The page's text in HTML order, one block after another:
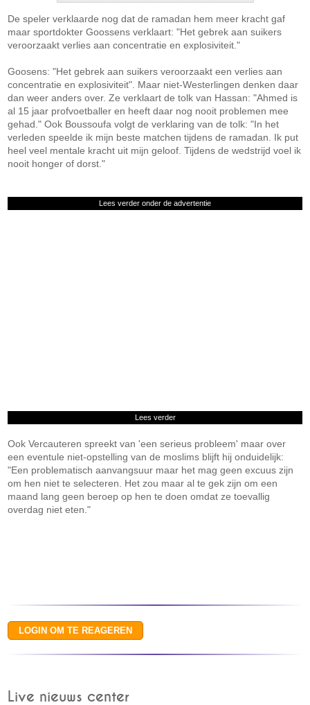
De speler verklaarde nog dat de ramadan hem meer kracht gaf
maar sportdokter Goossens verklaart: "Het gebrek aan suikers
veroorzaakt verlies aan concentratie en explosiviteit."
Goosens: "Het gebrek aan suikers veroorzaakt een verlies aan
concentratie en explosiviteit". Maar niet-Westerlingen denken daar
dan weer anders over. Ze verklaart de tolk van Hassan: "Ahmed is
al 15 jaar profvoetballer en heeft daar nog nooit problemen mee
gehad." Ook Boussoufa volgt de verklaring van de tolk: "In het
verleden speelde ik mijn beste matchen tijdens de ramadan. Ik put
heel veel mentale kracht uit mijn geloof. Tijdens de wedstrijd voel ik
nooit honger of dorst."
Lees verder onder de advertentie
Lees verder
Ook Vercauteren spreekt van 'een serieus probleem' maar over
een eventule niet-opstelling van de moslims blijft hij onduidelijk:
"Een problematisch aanvangsuur maar het mag geen excuus zijn
om hen niet te selecteren. Het zou maar al te gek zijn om een
maand lang geen beroep op hen te doen omdat ze toevallig
overdag niet eten."
Live nieuws center